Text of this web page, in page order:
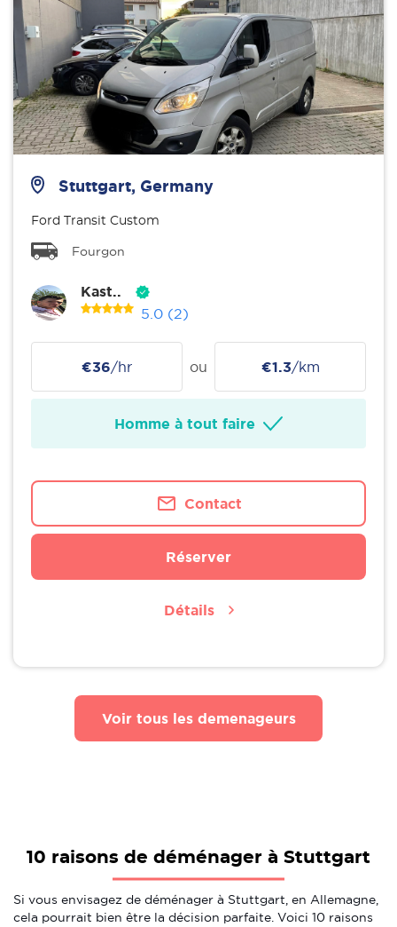
Stuttgart, Germany
Ford Transit Custom
Fourgon
Kast..
5.0 (2)
€36/hr ou €1.3/km
Homme à tout faire
Contact
Réserver
Détails
Voir tous les demenageurs
10 raisons de déménager à Stuttgart
Si vous envisagez de déménager à Stuttgart, en Allemagne,
cela pourrait bien être la décision parfaite. Voici 10 raisons